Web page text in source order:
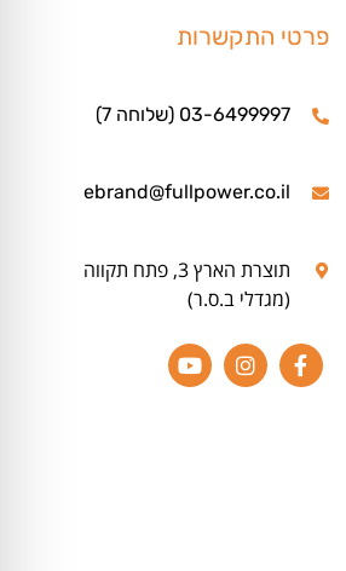
פרטי התקשרות
03-6499997 (שלוחה 7)
ebrand@fullpower.co.il
תוצרת הארץ 3, פתח תקווה
(מגדלי ב.ס.ר)